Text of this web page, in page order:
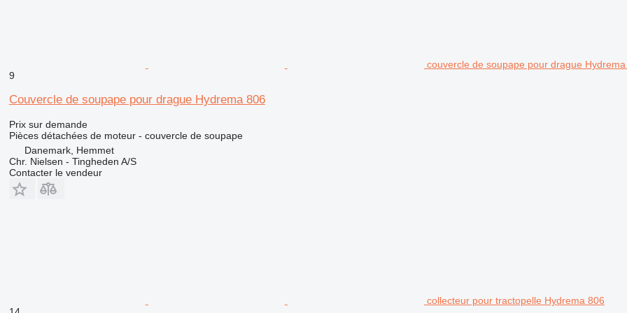
couvercle de soupape pour drague
9
Couvercle de soupape pour drague Hydrema 806
Prix sur demande
Pièces détachées de moteur - couvercle de soupape
Danemark, Hemmet
Chr. Nielsen - Tingheden A/S
Contacter le vendeur
collecteur pour tractopelle Hydrema 806